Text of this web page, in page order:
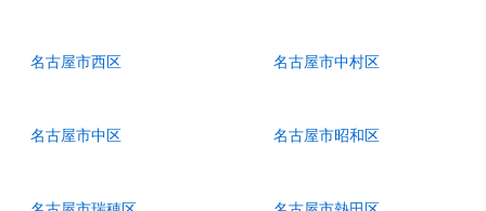
名古屋市西区 名古屋市中村区
名古屋市中区 名古屋市昭和区